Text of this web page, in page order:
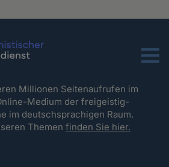
Menu
Millionen Seitenaufrufen im
Medium der freigeistig-
im deutschsprachigen Raum.
Themenfinden Sie hier.